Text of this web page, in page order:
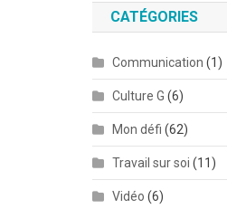
CATÉGORIES
Communication (1)
Culture G (6)
Mon défi (62)
Travail sur soi (11)
Vidéo (6)